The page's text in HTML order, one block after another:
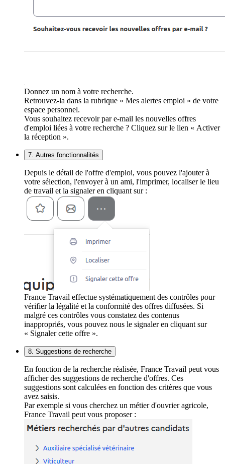
Donnez un nom à votre recherche.
Retrouvez-la dans la rubrique « Mes alertes emploi » de votre
espace personnel.
Vous souhaitez recevoir par e-mail les nouvelles offres
d'emploi liées à votre recherche ? Cliquez sur le lien « Activer
la réception ».
7. Autres fonctionnalités
Depuis le détail de l'offre d'emploi, vous pouvez l'ajouter à
votre sélection, l'envoyer à un ami, l'imprimer, localiser le lieu
de travail et la signaler en cliquant sur :
France Travail effectue systématiquement des contrôles pour
vérifier la légalité et la conformité des offres diffusées. Si
malgré ces contrôles vous constatez des contenus
inappropriés, vous pouvez nous le signaler en cliquant sur
« Signaler cette offre ».
8. Suggestions de recherche
En fonction de la recherche réalisée, France Travail peut vous
afficher des suggestions de recherche d'offres. Ces
suggestions sont calculées en fonction des critères que vous
avez saisis.
Par exemple si vous cherchez un métier d'ouvrier agricole,
France Travail peut vous proposer :